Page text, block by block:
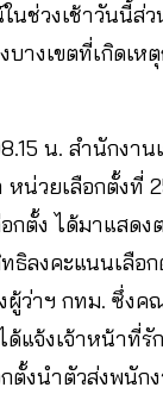
นช่วงเช้าวันนี้ส่
บางเขตที่เกิดเ
น. สำนักงาน
น่วยเลือกตั้งที่
ตั้ง ได้มาแสดง
ธิลงคะแนนเลือ
ผู้ว่าฯ กทม. ซึ่งค
ด้แจ้งเจ้าหน้าที่รั
ตั้งนำตัวส่งพนัก